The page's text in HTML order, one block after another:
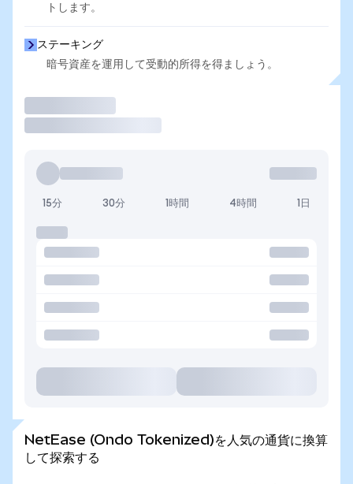
トします。
ステーキング
暗号資産を運用して受動的所得を得ましょう。
15分 30分 1時間 4時間 1日
NetEase (Ondo Tokenized)を人気の通貨に換算
して探索する